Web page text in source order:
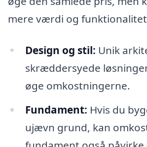
mere værdi og
Design og stil: Unik
skræddersyede
øge omkostningerne.
Fundament: Hvis du
ujævn grund, kan